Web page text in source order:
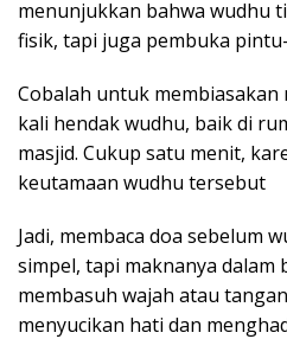
menunjukkan bahwa wudhu
fisik, tapi juga pembuka
Cobalah untuk membiasakan
kali hendak wudhu, baik di
masjid. Cukup satu menit,
keutamaan wudhu tersebut
Jadi, membaca doa sebelum
simpel, tapi maknanya dalam
membasuh wajah atau
menyucikan hati dan